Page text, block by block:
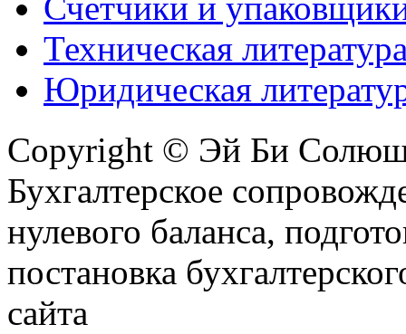
Счетчики и
Техническая
Юридическая
Copyright © Эй Би
Бухгалтерское
нулевого баланса,
постановка
сайта